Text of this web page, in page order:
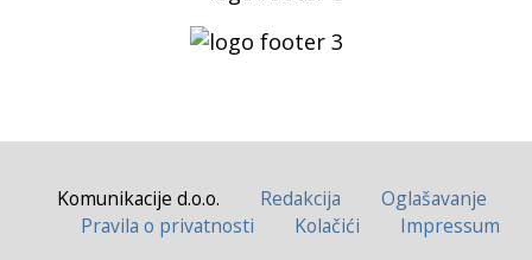
Komunikacije d.o.o. Redakcija
Oglašavanje
Pravila o privatnosti
Kolačići
Impressum